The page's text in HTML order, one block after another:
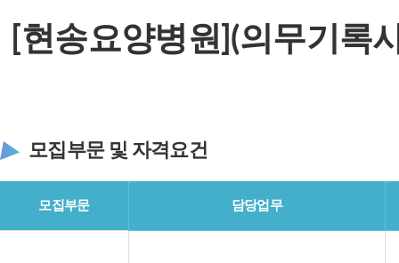
[현송요양병원](의무기록
모집부문 및 자격요건
모집부문 담당업무